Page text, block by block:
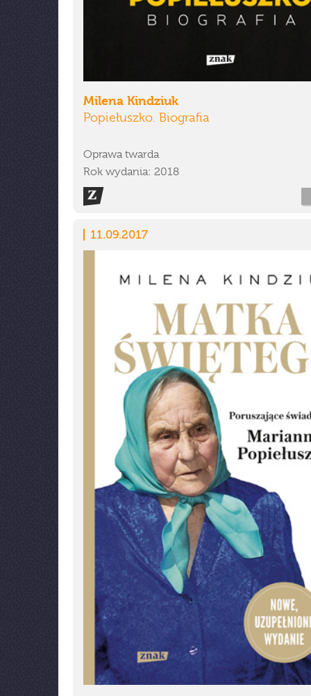
Milena Kindziuk
Popiełuszko. Biografia
Oprawa twarda
Rok wydania: 2018
11.09.2017